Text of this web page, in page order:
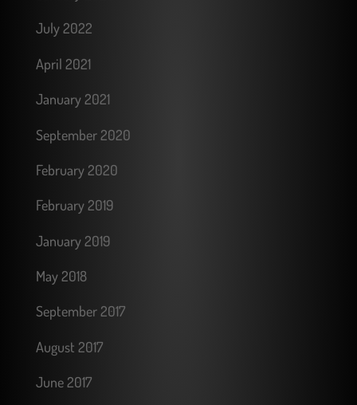
July 2022
April 2021
January 2021
September 2020
February 2020
February 2019
January 2019
May 2018
September 2017
August 2017
June 2017